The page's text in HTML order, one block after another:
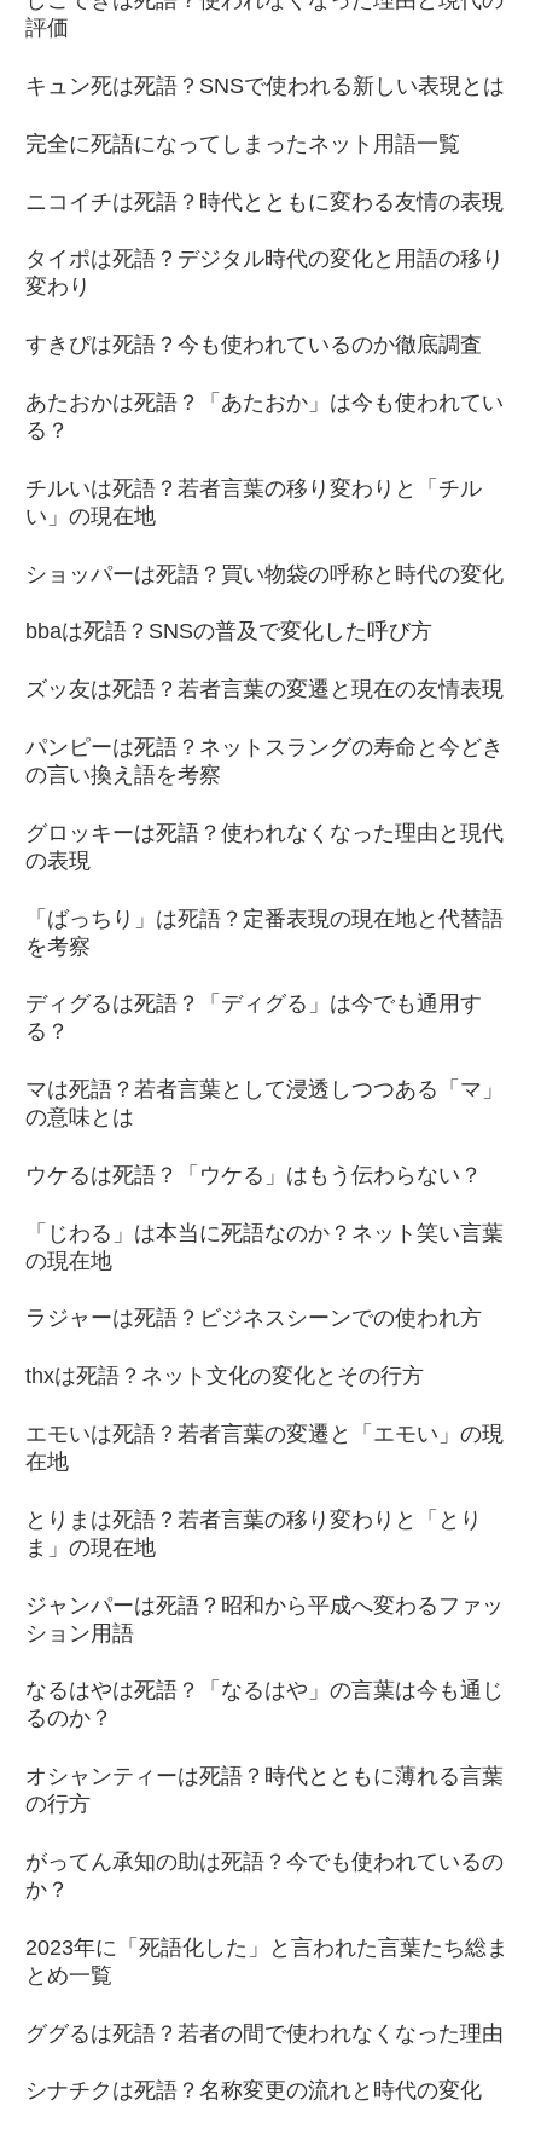
評価
キュン死は死語？SNSで使われる新しい表現とは
完全に死語になってしまったネット用語一覧
ニコイチは死語？時代とともに変わる友情の表現
タイポは死語？デジタル時代の変化と用語の移り
変わり
すきぴは死語？今も使われているのか徹底調査
あたおかは死語？「あたおか」は今も使われてい
る？
チルいは死語？若者言葉の移り変わりと「チル
い」の現在地
ショッパーは死語？買い物袋の呼称と時代の変化
bbaは死語？SNSの普及で変化した呼び方
ズッ友は死語？若者言葉の変遷と現在の友情表現
パンピーは死語？ネットスラングの寿命と今どき
の言い換え語を考察
グロッキーは死語？使われなくなった理由と現代
の表現
「ばっちり」は死語？定番表現の現在地と代替語
を考察
ディグるは死語？「ディグる」は今でも通用す
る？
マは死語？若者言葉として浸透しつつある「マ」
の意味とは
ウケるは死語？「ウケる」はもう伝わらない？
「じわる」は本当に死語なのか？ネット笑い言葉
の現在地
ラジャーは死語？ビジネスシーンでの使われ方
thxは死語？ネット文化の変化とその行方
エモいは死語？若者言葉の変遷と「エモい」の現
在地
とりまは死語？若者言葉の移り変わりと「とり
ま」の現在地
ジャンパーは死語？昭和から平成へ変わるファッ
ション用語
なるはやは死語？「なるはや」の言葉は今も通じ
るのか？
オシャンティーは死語？時代とともに薄れる言葉
の行方
がってん承知の助は死語？今でも使われているの
か？
2023年に「死語化した」と言われた言葉たち総ま
とめ一覧
ググるは死語？若者の間で使われなくなった理由
シナチクは死語？名称変更の流れと時代の変化